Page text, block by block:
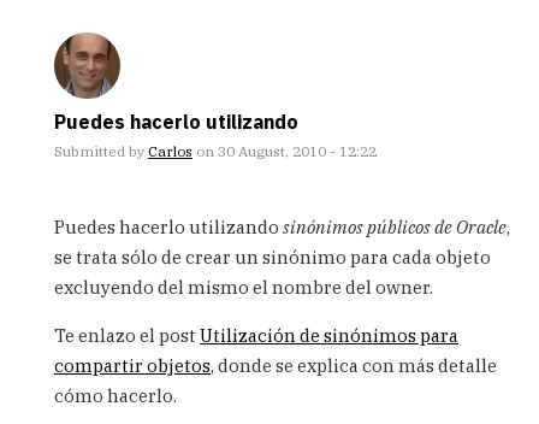
Puedes hacerlo utilizando
Submitted by Carlos on 30 August, 2010 - 12:22
reply
Hola
Tengo
usuario
USR1
by
Puedes hacerlo utilizando sinónimos públicos de Oracle,
se trata sólo de crear un sinónimo para cada objeto
excluyendo del mismo el nombre del owner.
Te enlazo el post Utilización de sinónimos para
compartir objetos, donde se explica con más detalle
cómo hacerlo.